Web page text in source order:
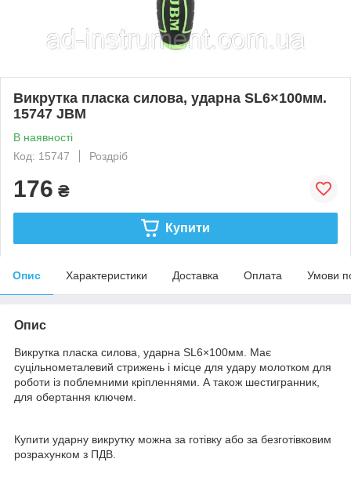
Викрутка пласка силова, ударна SL6×100мм.
15747 JBM
В наявності
Код: 15747
Роздріб
176 ₴
Купити
Опис Характеристики Доставка Оплата Умови
Опис
Викрутка пласка силова, ударна SL6×100мм. Має
суцільнометалевий стрижень і місце для удару молотком для
роботи із поблемними кріпленнями. А також шестигранник,
для обертання ключем.
Купити ударну викрутку можна за готівку або за безготівковим
розрахунком з ПДВ.